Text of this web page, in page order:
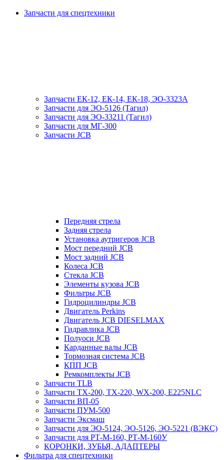
Запчасти для спецтехники
Запчасти ЕК-12, ЕК-14, ЕК-18, ЭО-3323А
Запчасти для ЭО-5126 (Тагил)
Запчасти для ЭО-33211 (Тагил)
Запчасти для МГ-300
Запчасти JCB
Передняя стрела
Задняя стрела
Установка аутригеров JCB
Мост передний JCB
Мост задний JCB
Колеса JCB
Стекла JCB
Элементы кузова JCB
Фильтры JCB
Гидроцилиндры JCB
Двигатель Perkins
Двигатель JCB DIESELMAX
Гидравлика JCB
Полуоси JCB
Карданные валы JCB
Тормозная система JCB
КПП JCB
Ремкомплекты JCB
Запчасти TLB
Запчасти TX-200, TX-220, WX-200, E225NLC
Запчасти ВП-05
Запчасти ПУМ-500
Запчасти Эксмаш
Запчасти для ЭО-5124, ЭО-5126, ЭО-5221 (ВЭКС)
Запчасти для РТ-М-160, РТ-М-160У
КОРОНКИ, ЗУБЬЯ, АДАПТЕРЫ
Фильтра для спецтехники